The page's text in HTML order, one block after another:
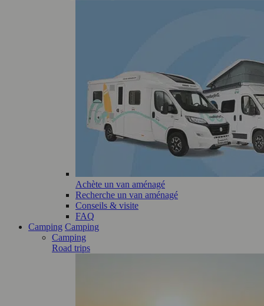
Achète un van aménagé
Recherche un van aménagé
Conseils & visite
FAQ
Camping Camping
Camping
Road trips